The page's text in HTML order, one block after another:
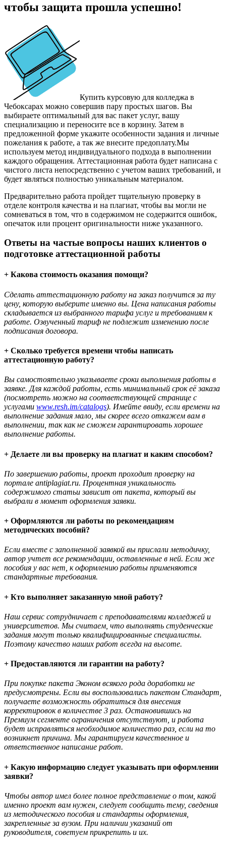
чтобы защита прошла успешно!
Купить курсовую для колледжа в
Чебоксарах можно совершив пару простых шагов. Вы
выбираете оптимальный для вас пакет услуг, вашу
специализацию и переносите все в корзину. Затем в
предложенной форме укажите особенности задания и личные
пожелания к работе, а так же внесите предоплату.Мы
используем метод индивидуального подхода в выполнении
каждого обращения. Аттестационная работа будет написана с
чистого листа непосредственно с учетом ваших требований, и
будет являться полностью уникальным материалом.
Предварительно работа пройдет тщательную проверку в
отделе контроля качества и на плагиат, чтобы вы могли не
сомневаться в том, что в содержимом не содержится ошибок,
опечаток или процент оригинальности ниже указанного.
Ответы на частые вопросы наших клиентов о
подготовке аттестационной работы
+ Какова стоимость оказания помощи?
Сделать аттестационную работу на заказ получится за ту
цену, которую выберите именно вы. Цена написания работы
складывается из выбранного тарифа услуг и требованиям к
работе. Озвученный тариф не подлежит изменению после
подписания договора.
+ Сколько требуется времени чтобы написать
аттестационную работу?
Вы самостоятельно указываете сроки выполнения работы в
заявке. Для каждой работы, есть минимальный срок её заказа
(посмотреть можно на соответствующей странице с
услугами www.resh.im/catalogs). Имейте ввиду, если времени на
выполнение задания мало, мы скорее всего откажем вам в
выполнении, так как не сможем гарантировать хорошее
выполнение работы.
+ Делаете ли вы проверку на плагиат и каким способом?
По завершению работы, проект проходит проверку на
портале antiplagiat.ru. Процентная уникальность
содержимого статьи зависит от пакета, который вы
выбрали в момент оформления заявки.
+ Оформляются ли работы по рекомендациям
методических пособий?
Если вместе с заполненной заявкой вы прислали методичку,
автор учтет все рекомендации, оставленные в ней. Если же
пособия у вас нет, к оформлению работы применяются
стандартные требования.
+ Кто выполняет заказанную мной работу?
Наш сервис сотрудничает с преподавателями колледжей и
университетов. Мы считаем, что выполнять студенческие
задания могут только квалифицированные специалисты.
Поэтому качество наших работ всегда на высоте.
+ Предоставляются ли гарантии на работу?
При покупке пакета Эконом всякого рода доработки не
предусмотрены. Если вы воспользовались пакетом Стандарт,
получаете возможность обратиться для внесения
корректировок в количестве 3 раз. Остановившись на
Премиум сегменте ограничения отсутствуют, и работа
будет исправляться необходимое количество раз, если на то
возникнет причина. Мы гарантируем качественное и
ответственное написание работ.
+ Какую информацию следует указывать при оформлении
заявки?
Чтобы автор имел более полное представление о том, какой
именно проект вам нужен, следует сообщить тему, сведения
из методического пособия и стандарты оформления,
закрепленные за вузом. При наличии указаний от
руководителя, советуем прикрепить и их.